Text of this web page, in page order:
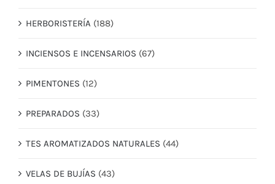
HERBORISTERÍA (188)
INCIENSOS E INCENSARIOS (67)
PIMENTONES (12)
PREPARADOS (33)
TES AROMATIZADOS NATURALES (44)
VELAS DE BUJÍAS (43)